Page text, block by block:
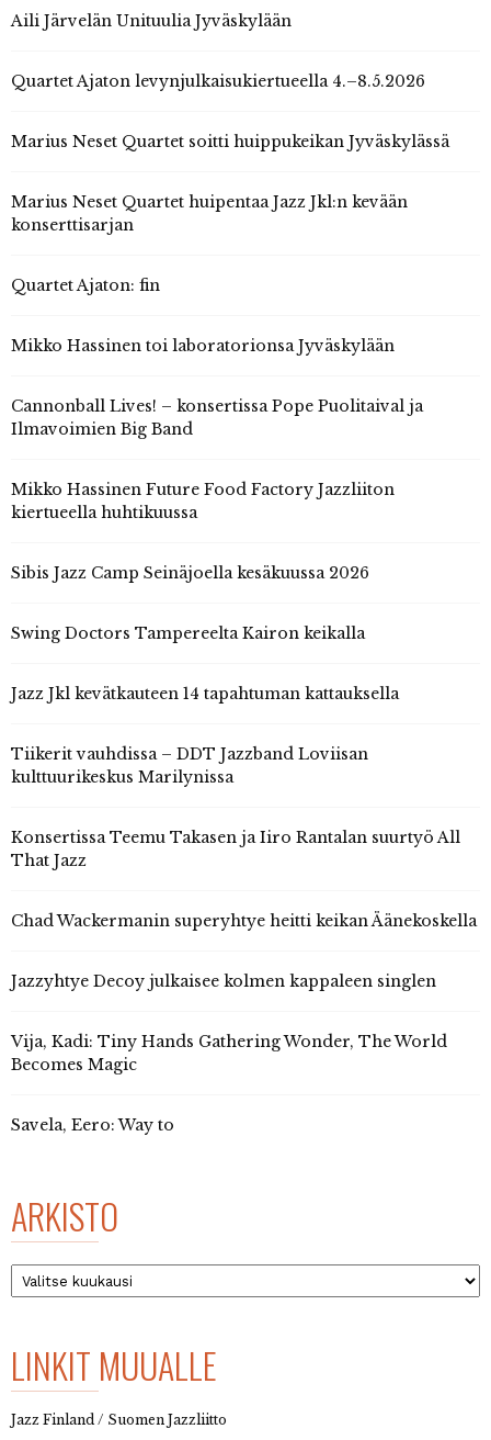
Aili Järvelän Unituulia Jyväskylään
Quartet Ajaton levynjulkaisukiertueella 4.–8.5.2026
Marius Neset Quartet soitti huippukeikan Jyväskylässä
Marius Neset Quartet huipentaa Jazz Jkl:n kevään
konserttisarjan
Quartet Ajaton: fin
Mikko Hassinen toi laboratorionsa Jyväskylään
Cannonball Lives! – konsertissa Pope Puolitaival ja
Ilmavoimien Big Band
Mikko Hassinen Future Food Factory Jazzliiton
kiertueella huhtikuussa
Sibis Jazz Camp Seinäjoella kesäkuussa 2026
Swing Doctors Tampereelta Kairon keikalla
Jazz Jkl kevätkauteen 14 tapahtuman kattauksella
Tiikerit vauhdissa – DDT Jazzband Loviisan
kulttuurikeskus Marilynissa
Konsertissa Teemu Takasen ja Iiro Rantalan suurtyö All
That Jazz
Chad Wackermanin superyhtye heitti keikan Äänekoskella
Jazzyhtye Decoy julkaisee kolmen kappaleen singlen
Vija, Kadi: Tiny Hands Gathering Wonder, The World
Becomes Magic
Savela, Eero: Way to
ARKISTO
Arkisto
LINKIT MUUALLE
Jazz Finland / Suomen Jazzliitto